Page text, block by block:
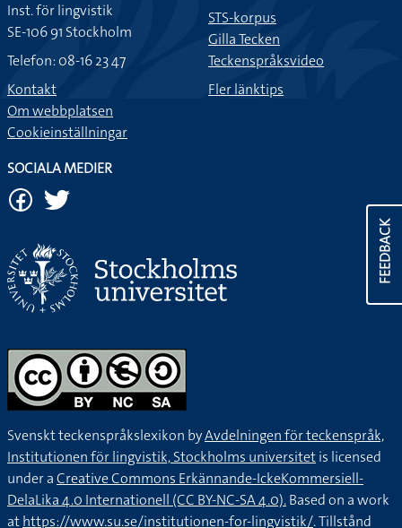
FEEDBACK
Inst. för lingvistik
SE-106 91 Stockholm
Telefon: 08-16 23 47
Kontakt
Om webbplatsen
Cookieinställningar
STS-korpus
Gilla Tecken
Teckenspråksvideo
Fler länktips
SOCIALA MEDIER
Svenskt teckenspråkslexikon byAvdelningen för teckenspråk,
Institutionen för lingvistik, Stockholms universitetis licensed
under aCreative Commons Erkännande-IckeKommersiell-
DelaLika 4.0 Internationell (CC BY-NC-SA 4.0).Based on a work
athttps://www.su.se/institutionen-for-lingvistik/. Tillstånd